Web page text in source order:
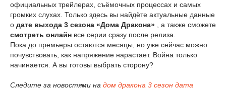
официальных трейлерах, съёмочных процессах и самых
громких слухах. Только здесь вы найдёте актуальные данные
о дате выхода 3 сезона «Дома Дракона»
, а также сможете
смотреть онлайн все серии сразу после релиза.
Пока до премьеры остаются месяцы, но уже сейчас можно
почувствовать, как напряжение нарастает. Война только
начинается. А вы готовы выбрать сторону?
Следите за новостями на дом дракона 3 сезон дата